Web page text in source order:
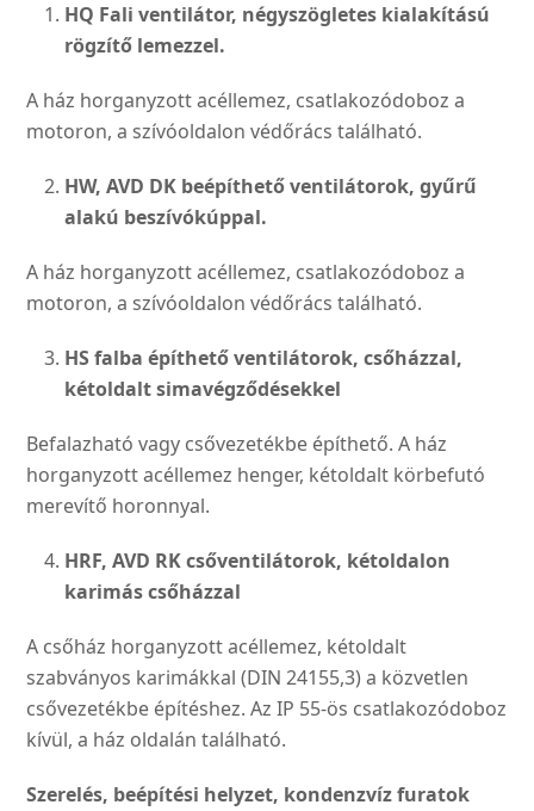
HQ Fali ventilátor, négyszögle­tes kialakítású
rögzítő lemezzel.
A ház horganyzott acéllemez, csatlakozódoboz a
motoron, a szívóoldalon védőrács találha­tó.
HW, AVD DK beépíthető ventilá­torok, gyűrű
alakú beszívókúppal.
A ház horganyzott acéllemez, csatlakozódoboz a
motoron, a szívóoldalon védőrács találha­tó.
HS falba építhető ventilátorok, csőházzal,
kétoldalt simavégződésekkel
Befalazható vagy csővezeték­be építhető. A ház
horgany­zott acéllemez henger, kétol­dalt körbefutó
merevítő horonnyal.
HRF, AVD RK csőventilátorok, kétoldalon
karimás csőházzal
A csőház horganyzott acélle­mez, kétoldalt
szabványos ka­rimákkal (DIN 24155,3) a köz­vetlen
csővezetékbe építés­hez. Az IP 55-ös csatlakozó­doboz
kívül, a ház oldalán található.
Szerelés, beépítési helyzet, kondenzvíz furatok